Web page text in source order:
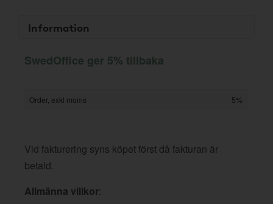
Information
SwedOffice ger 5% tillbaka
Order, exkl moms 5%
Vid fakturering syns köpet först då fakturan är
betald.
Allmänna villkor: